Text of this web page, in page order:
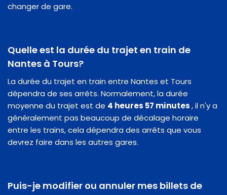
changer de gare.
Quelle est la durée du trajet en train de
Nantes à Tours?
La durée du trajet en train entre Nantes et Tours
dépendra de ses arrêts. Normalement, la durée
moyenne du trajet est de 4 heures 57 minutes, il n'y a
généralement pas beaucoup de décalage horaire
entre les trains, cela dépendra des arrêts que vous
devrez faire dans les autres gares.
Puis-je modifier ou annuler mes billets de